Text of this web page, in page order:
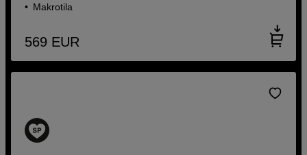
Makrotila
569 EUR